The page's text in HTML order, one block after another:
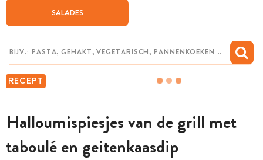
SALADES
RECEPT
Halloumispiesjes van de grill met
taboulé en geitenkaasdip
CHAT MET MAIA
MIJN BEWAARDE RECEPTEN